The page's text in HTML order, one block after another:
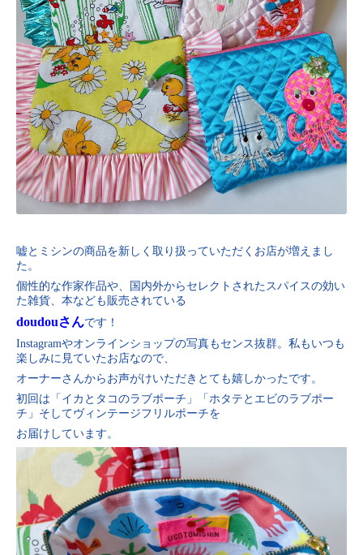
嘘とミシンの商品を新しく取り扱っていただくお店が増えまし
た。
個性的な作家作品や、国内外からセレクトされたスパイスの効い
た雑貨、本なども販売されている
doudouさんです！
Instagramやオンラインショップの写真もセンス抜群。私もいつも
楽しみに見ていたお店なので、
オーナーさんからお声がけいただきとても嬉しかったです。
初回は「イカとタコのラブポーチ」「ホタテとエビのラブポー
チ」そしてヴィンテージフリルポーチを
お届けしています。